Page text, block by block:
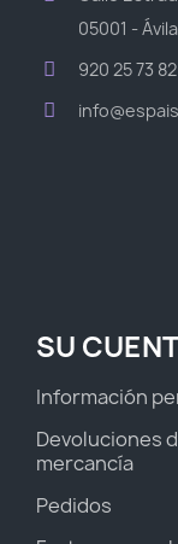
05001 -
920 25 73 82
SU
Información
Devoluciones
mercancía
Pedidos